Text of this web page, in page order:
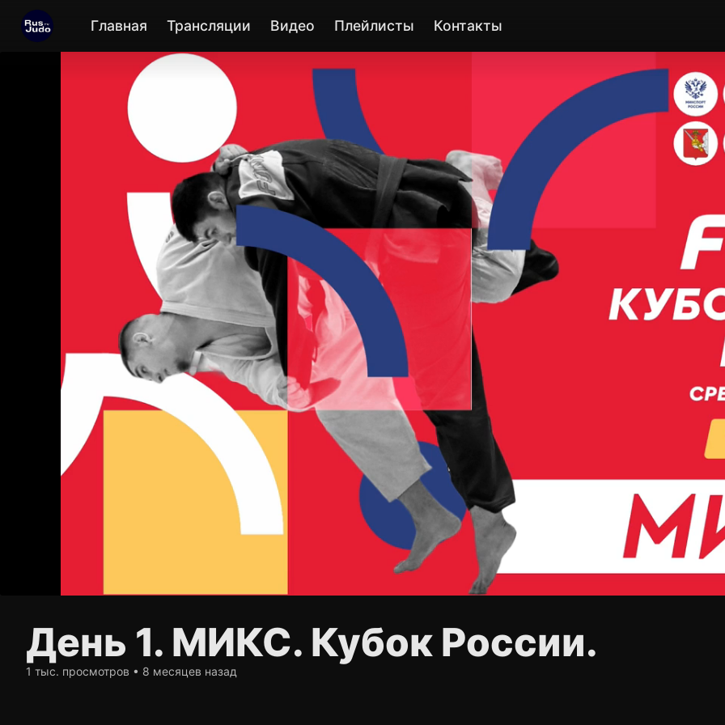
День 1. МИКС. Кубок России.
1 тыс. просмотров • 8 месяцев назад
Главная Трансляции Видео Плейлисты Контакты